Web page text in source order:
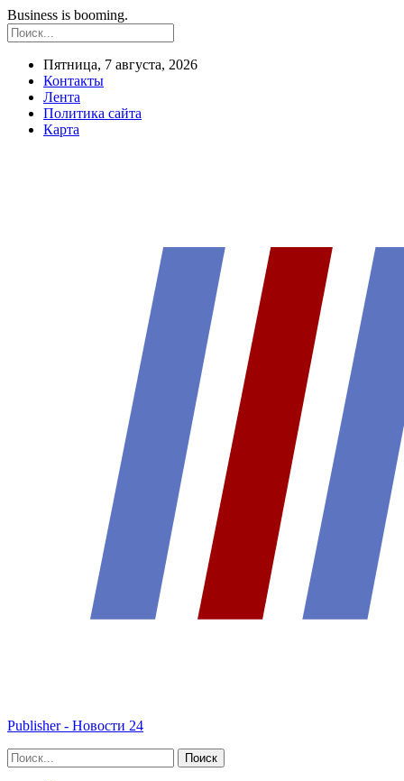
Business is booming.
Пятница, 7 августа, 2026
Контакты
Лента
Политика сайта
Карта
Publisher - Новости 24